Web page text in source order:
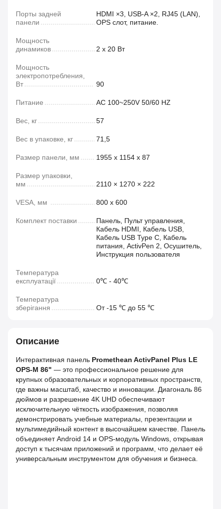
Порты задней
панели
HDMI ×3, USB-A ×2, RJ45 (LAN),
OPS слот, питание.
Мощность
динамиков
2 х 20 Вт
Мощность
электропотребления,
Вт
90
Питание AC 100~250V 50/60 HZ
Вес, кг 57
Вес в упаковке, кг 71,5
Размер панели, мм 1955 x 1154 x 87
Размер упаковки,
мм
2110 × 1270 × 222
VESA, мм 800 x 600
Комплект поставки
Панель, Пульт управления,
Кабель HDMI, Кабель USB,
Кабель USB Type C, Кабель
питания, ActivPen 2, Осушитель,
Инструкция пользователя
Температура
експлуатації
0℃ - 40℃
Температура
зберігання
От -15 ℃ до 55 ℃
Описание
Интерактивная панель Promethean ActivPanel Plus LE
OPS-M 86" — это профессиональное решение для
крупных образовательных и корпоративных пространств,
где важны масштаб, качество и инновации. Диагональ 86
дюймов и разрешение 4K UHD обеспечивают
исключительную чёткость изображения, позволяя
демонстрировать учебные материалы, презентации и
мультимедийный контент в высочайшем качестве. Панель
объединяет Android 14 и OPS‑модуль Windows, открывая
доступ к тысячам приложений и программ, что делает её
универсальным инструментом для обучения и бизнеса.